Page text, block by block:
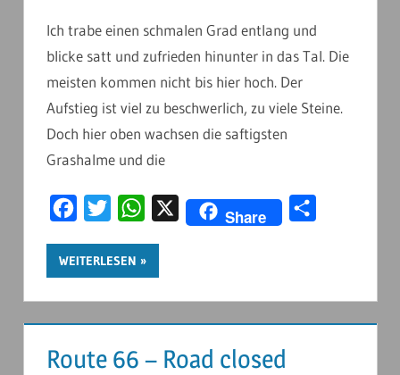
Ich trabe einen schmalen Grad entlang und
blicke satt und zufrieden hinunter in das Tal. Die
meisten kommen nicht bis hier hoch. Der
Aufstieg ist viel zu beschwerlich, zu viele Steine.
Doch hier oben wachsen die saftigsten
Grashalme und die
FacebookTwitter WhatsApp
X Share
WEITERLESEN
Route 66 – Road closed